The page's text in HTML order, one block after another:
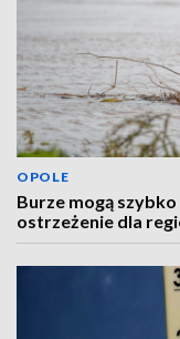
OPOLE
Burze mogą
ostrzeżenie dla